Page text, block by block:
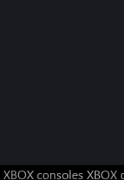
XBOX consoles XBOX